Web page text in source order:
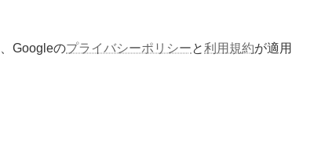
Googleのプライバシーポリシーと利用規約が適用